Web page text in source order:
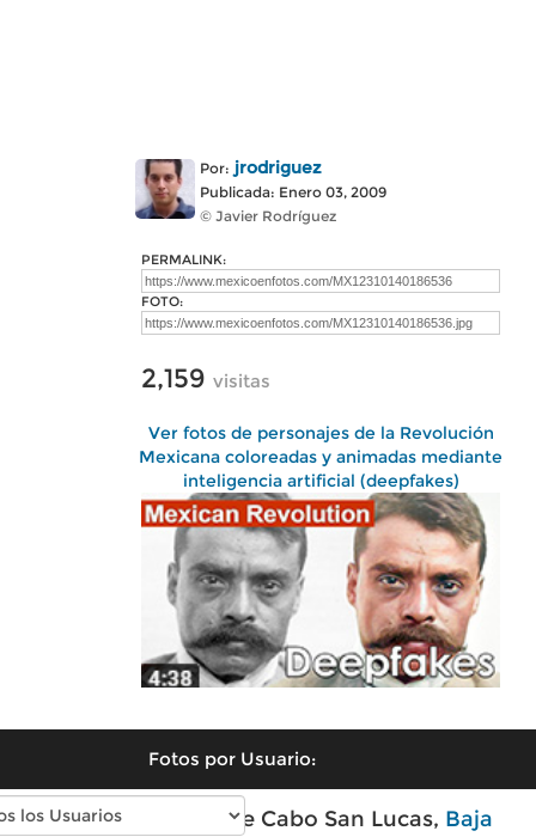
Por: jrodriguez
Publicada: Enero 03, 2009
© Javier Rodríguez
PERMALINK:
FOTO:
2,159 visitas
Ver fotos de personajes de la Revolución
Mexicana coloreadas y animadas mediante
inteligencia artificial (deepfakes)
Fotos por Usuario:
Fotos modernas de Cabo San Lucas, Baja